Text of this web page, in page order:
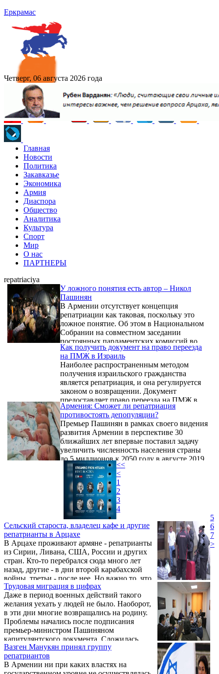
Еркрамас
Четверг, 06 августа 2026 года
Главная
Новости
Политика
Закавказье
Экономика
Армия
Диаспора
Общество
Аналитика
Культура
Спорт
Мир
О нас
ПАРТНЕРЫ
repatriaciya
У ложного понятия есть автор – Никол
Пашинян
В Армении отсутствует концепция
репатриации как таковая, поскольку это
ложное понятие. Об этом в Национальном
Собрании на совместном заседании
постоянных парламентских комиссий во
время обсуждения проекта госбюджета на
2024 год заявил 2 ноября главный
уполномоченный по делам диаспоры Заре
Синанян.
Как получить документ на право переезда
на ПМЖ в Израиль
Наиболее распространенным методом
получения израильского гражданства
является репатриация, и она регулируется
законом о возвращении. Документ
предоставляет право переезда на ПМЖ в
Израиль, однако право на переезд хотят
получить не только евреи, но и иностранцы.
К тому же, процесс сбора документов
сложен, и самостоятельно заняться этим
вопросом без знаний юридических
тонкостей, может привести и вовсе к
получению отказа. Центр репатриации
«Шалом» https://shalom-center.ru/poluchenie-
grazhdanstva-po-rodstvu/ ...
Армения: Сможет ли репатриация
противостоять депопуляции?
Премьер Пашинян в рамках своего видения
развития Армении в перспективе 30
ближайших лет впервые поставил задачу
увеличить численность населения страны
до 5 миллионов к 2050 году в августе 2019
года на митинге в Степанакерте, а через год
повторил эту идею в День независимости
Армении – 21 сентября 2020 года.
Последовавшие буквально через 6 дней
события в Арцахе камня на камне не
оставили от лучезарного видения
Пашиняна, и сегодня можно говорить,
скорее, об угрозе депопуляции населения,
нежели об увеличении ...
Сельский староста, владелец кафе и другие
репатрианты в Арцахе
В Арцахе проживают армяне - репатрианты
из Сирии, Ливана, США, России и других
стран. Кто-то перебрался сюда много лет
назад, другие - в дни второй карабахской
войны, третьи - после нее. Но важно то, что
армяне Спюрка, оказавшись по собственной
воле в Арцахе, остались здесь и после
трагической осени 2020 г. и даже
продолжают жить и работать на благо
возрождения и развития этой части
исторической родины.
Трудовая миграция в цифрах
Даже в период военных действий такого
желания уехать у людей не было. Наоборот,
в эти дни многие возвращались на родину.
Проблемы начались после подписания
премьер-министром Пашиняном
капитулянтского документа. Сложилась
абсолютно непонятная ситуация, когда не
знаешь, что произойдет завтра, на какие
новые уступки пойдут власти, чего ждать
Вазген Манукян принял группу
репатриантов
В Армении ни при каких властях на
<<
<
1
2
3
4
5
6
7
>